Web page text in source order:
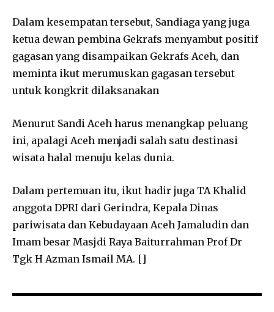
Dalam kesempatan tersebut, Sandiaga yang juga
ketua dewan pembina Gekrafs menyambut positif
gagasan yang disampaikan Gekrafs Aceh, dan
meminta ikut merumuskan gagasan tersebut
untuk kongkrit dilaksanakan
Menurut Sandi Aceh harus menangkap peluang
ini, apalagi Aceh menjadi salah satu destinasi
wisata halal menuju kelas dunia.
Dalam pertemuan itu, ikut hadir juga TA Khalid
anggota DPRI dari Gerindra, Kepala Dinas
pariwisata dan Kebudayaan Aceh Jamaludin dan
Imam besar Masjdi Raya Baiturrahman Prof Dr
Tgk H Azman Ismail MA. []